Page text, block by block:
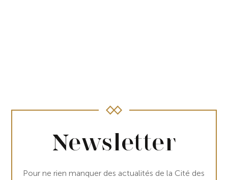
Newsletter
Pour ne rien manquer des actualités de la Cité des